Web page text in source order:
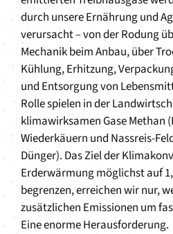
durch unsere Ernährung und
verursacht – von der Rodung
Mechanik beim Anbau, über
Kühlung, Erhitzung,
und Entsorgung von
Rolle spielen in der
klimawirksamen Gase Methan
Wiederkäuern und Nassreis-
Dünger). Das Ziel der
Erderwärmung möglichst auf
begrenzen, erreichen wir nur,
zusätzlichen Emissionen um
Eine enorme Herausforderung.